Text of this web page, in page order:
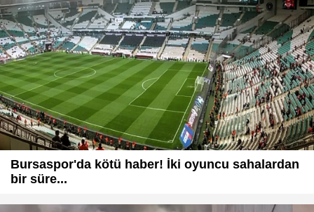
Bursaspor'da kötü haber! İki oyuncu sahalardan
bir süre...